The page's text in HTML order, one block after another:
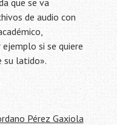
que se va
de audio con
si se quiere
su latido».
Pérez Gaxiola